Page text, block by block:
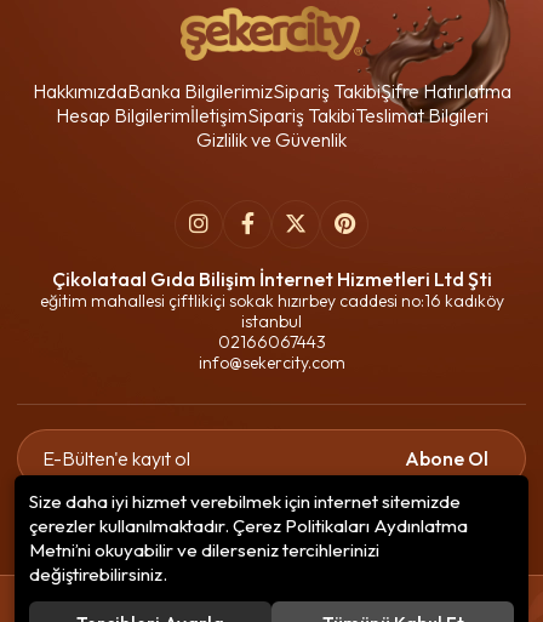
HakkımızdaBanka BilgilerimizSipariş TakibiŞifre Hatırlatma
Hesap BilgilerimİletişimSipariş TakibiTeslimat Bilgileri
Gizlilik ve Güvenlik
Çikolataal Gıda Bilişim İnternet Hizmetleri Ltd Şti
eğitim mahallesi çiftlikiçi sokak hızırbey caddesi no:16 kadıköy
istanbul
02166067443
info@sekercity.com
Abone Ol
Gizlilik politikasınıokudum ve elektronik posta almayı kabul
ediyorum.
© 2020Çikolataal Gıda Bilişim. Tüm hakları saklıdır.
Size daha iyi hizmet verebilmek için internet sitemizde
çerezler kullanılmaktadır. Çerez Politikaları Aydınlatma
Metni’ni okuyabilir ve dilerseniz tercihlerinizi
değiştirebilirsiniz.